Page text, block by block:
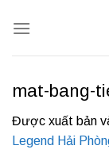
qua
mat-bang-
Được xuất bản
Legend Hải